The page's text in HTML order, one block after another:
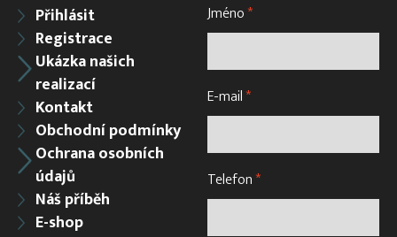
Přihlásit
Registrace
Ukázka našich
realizací
Kontakt
Obchodní podmínky
Ochrana osobních
údajů
Náš příběh
E-shop
Jméno*
E-mail*
Telefon*